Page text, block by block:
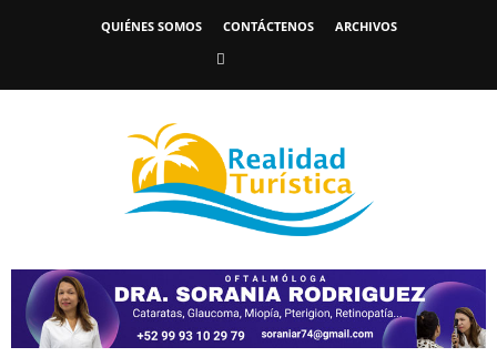
QUIÉNES SOMOS CONTÁCTENOS ARCHIVOS